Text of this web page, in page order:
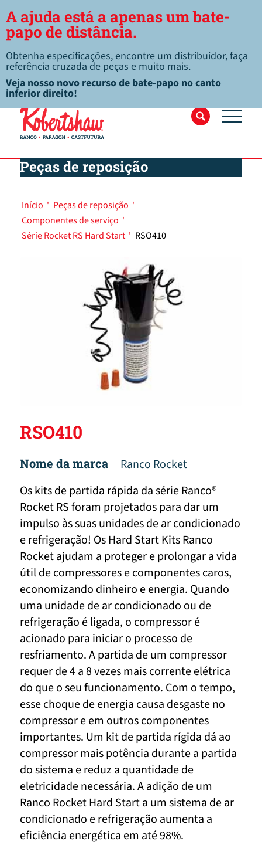
A ajuda está a apenas um bate-
papo de distância.
Obtenha especificações, encontre um distribuidor, faça
referência cruzada de peças e muito mais.
Veja nosso novo recurso de bate-papo no canto
inferior direito!
Peças de reposição
Início ' Peças de reposição '
Componentes de serviço '
Série Rocket RS Hard Start ' RSO410
RSO410
Nome da marca
Ranco Rocket
Os kits de partida rápida da série Ranco®
Rocket RS foram projetados para dar um
impulso às suas unidades de ar condicionado
e refrigeração! Os Hard Start Kits Ranco
Rocket ajudam a proteger e prolongar a vida
útil de compressores e componentes caros,
economizando dinheiro e energia. Quando
uma unidade de ar condicionado ou de
refrigeração é ligada, o compressor é
acionado para iniciar o processo de
resfriamento. A partida de um compressor
requer de 4 a 8 vezes mais corrente elétrica
do que o seu funcionamento. Com o tempo,
esse choque de energia causa desgaste no
compressor e em outros componentes
importantes. Um kit de partida rígida dá ao
compressor mais potência durante a partida
do sistema e reduz a quantidade de
eletricidade necessária. A adição de um
Ranco Rocket Hard Start a um sistema de ar
condicionado e refrigeração aumenta a
eficiência energética em até 98%.